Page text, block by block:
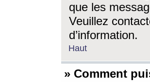
que les
Veuillez
d’information.
Haut
» Comment